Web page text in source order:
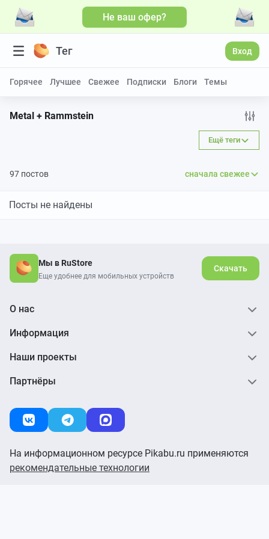
Не ваш офер?
Тег Вход
Горячее Лучшее Свежее Подписки Блоги Темы
Metal + Rammstein
Ещё теги
97 постов сначала свежее
Посты не найдены
Мы в RuStore
Еще удобнее для мобильных устройств
Скачать
О нас
Информация
Наши проекты
Партнёры
На информационном ресурсе Pikabu.ru применяются
рекомендательные технологии